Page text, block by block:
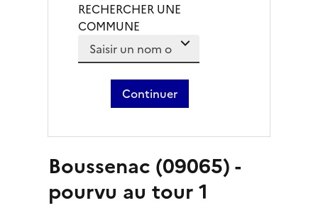
RECHERCHER UNE
COMMUNE
Des suggestions apparaissent au fur et à
Liste de suggestions de
Continuer
Boussenac (09065) -
pourvu au tour 1